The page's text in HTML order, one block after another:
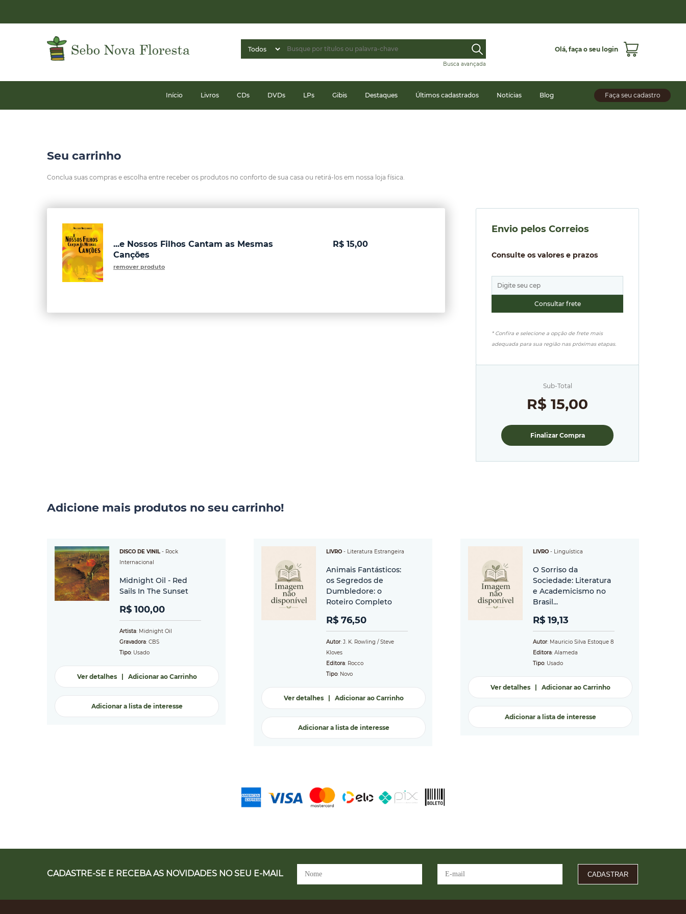
Busca avançada
Olá, faça o seu login
Faça seu cadastro
Início Livros CDs DVDs LPs Gibis Destaques Últimos cadastrados Notícias Blog
Seu carrinho
Conclua suas compras e escolha entre receber os produtos no conforto de sua casa ou retirá-los em nossa loja física.
...e Nossos Filhos Cantam as Mesmas
Canções
remover produto
R$ 15,00
Envio pelos Correios
Consulte os valores e prazos
* Confira e selecione a opção de frete mais
adequada para sua região nas próximas etapas.
Sub-Total
R$ 15,00
Finalizar Compra
Adicione mais produtos no seu carrinho!
DISCO DE VINIL - Rock
Internacional
Midnight Oil - Red
Sails In The Sunset
R$ 100,00
Artista: Midnight Oil
Gravadora: CBS
Tipo: Usado
Ver detalhes| Adicionar ao Carrinho
Adicionar a lista de interesse
LIVRO - Literatura Estrangeira
Animais Fantásticos:
os Segredos de
Dumbledore: o
Roteiro Completo
R$ 76,50
Autor: J. K. Rowling / Steve
Kloves
Editora: Rocco
Tipo: Novo
Ver detalhes| Adicionar ao Carrinho
Adicionar a lista de interesse
LIVRO - Linguística
O Sorriso da
Sociedade: Literatura
e Academicismo no
Brasil...
R$ 19,13
Autor: Mauricio Silva Estoque 8
Editora: Alameda
Tipo: Usado
Ver detalhes| Adicionar ao Carrinho
Adicionar a lista de interesse
CADASTRE-SE E RECEBA AS NOVIDADES NO SEU E-MAIL CADASTRAR